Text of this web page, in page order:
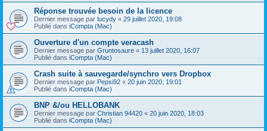
Réponse trouvée besoin de la licence
Dernier message par lucydy « 29 juillet 2020, 19:08
Publié dans iCompta (Mac)
Ouverture d'un compte veracash
Dernier message par Gruntosaure « 13 juillet 2020, 16:07
Publié dans iCompta (Mac)
Crash suite à sauvegarde/synchro vers Dropbox
Dernier message par Pepsi92 « 20 juin 2020, 19:01
Publié dans iCompta (Mac)
BNP &/ou HELLOBANK
Dernier message par Christian 94420 « 20 juin 2020, 18:03
Publié dans iCompta (Mac)